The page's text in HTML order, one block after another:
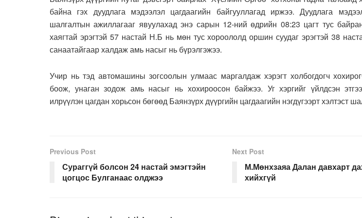
байна гэх дуудлага мэдээлэл цагдаагийн байгууллагад иржээ. Дуудлага
шалгалтын ажиллагааг явуулахад энэ сарын 12-ний өдрийн 08:23 цагт тус
хаягтай эрэгтэй 57 настай Н.Б нь мөн тус хороололд оршин суудаг эрэгтэй 38
санаатайгаар халдаж амь насыг нь бүрэлгэжээ.
Учир нь тэд автомашины зогсоолын улмаас маргалдаж хэрэгт холбогдогч
боож, унаган зодож амь насыг нь хохироосон байжээ. Уг хэргийг үйлдсэн
илрүүлэн цагдан хорьсон бөгөөд Баянзүрх дүүргийн цагдаагийн нэгдүгээрт хэлтэст
Previous Post
Сураггүй болсон 24 настай эмэгтэйн
цогцос Булганаас олджээ
Next Post
М.Мөнхзаяа Далан давхарт
хийхгүй